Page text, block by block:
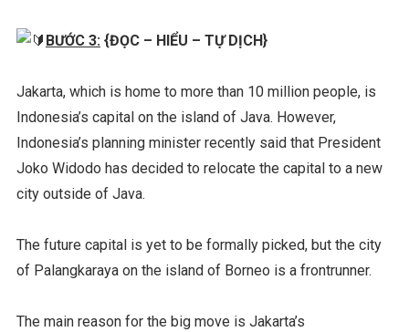
BƯỚC 3: {ĐỌC – HIỂU – TỰ DỊCH}
Jakarta, which is home to more than 10 million people, is
Indonesia’s capital on the island of Java. However,
Indonesia’s planning minister recently said that President
Joko Widodo has decided to relocate the capital to a new
city outside of Java.
The future capital is yet to be formally picked, but the city
of Palangkaraya on the island of Borneo is a frontrunner.
The main reason for the big move is Jakarta’s